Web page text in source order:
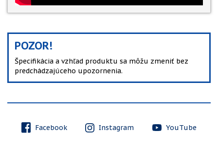
POZOR!
Špecifikácia a vzhľad produktu sa môžu zmeniť bez
predchádzajúceho upozornenia.
Facebook Instagram YouTube